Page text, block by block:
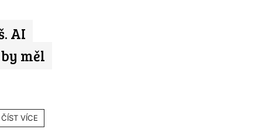
AI
měl
ČÍST VÍCE